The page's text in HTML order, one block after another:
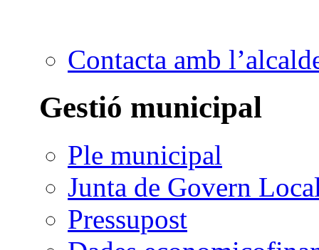
Contacta amb
Gestió municipal
Ple municipal
Junta de Govern
Pressupost